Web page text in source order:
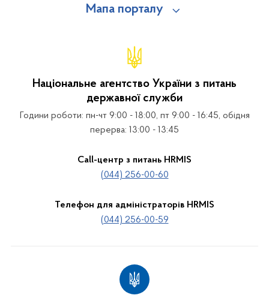
Мапа порталу
Національне агентство України з питань
державної служби
Години роботи: пн-чт 9:00 - 18:00, пт 9:00 - 16:45, обідня
перерва: 13:00 - 13:45
Call-центр з питань HRMIS
(044) 256-00-60
Телефон для адміністраторів HRMIS
(044) 256-00-59